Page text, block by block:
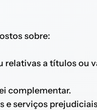
sobre:
relativas a títulos ou
complementar.
e serviços